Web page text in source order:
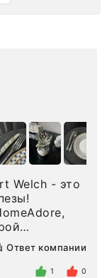
Welch - это
Один раз
ложки,
посуды,
Ответ компании
1 0